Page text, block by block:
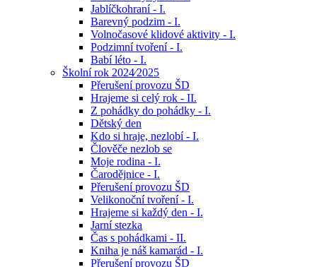
Jablíčkohraní - I.
Barevný podzim - I.
Volnočasové klidové aktivity - I.
Podzimní tvoření - I.
Babí léto - I.
Školní rok 2024⁄2025
Přerušení provozu ŠD
Hrajeme si celý rok - II.
Z pohádky do pohádky - I.
Dětský den
Kdo si hraje, nezlobí - I.
Člověče nezlob se
Moje rodina - I.
Čarodějnice - I.
Přerušení provozu ŠD
Velikonoční tvoření - I.
Hrajeme si každý den - I.
Jarní stezka
Čas s pohádkami - II.
Kniha je náš kamarád - I.
Přerušení provozu ŠD